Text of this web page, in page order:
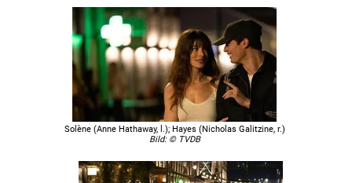
Solène (Anne Hathaway, l.); Hayes (Nicholas Galitzine, r.)
Bild: © TVDB